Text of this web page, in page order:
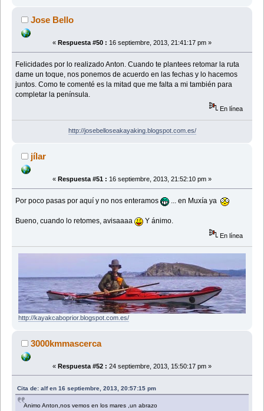
Jose Bello
« Respuesta #50 : 16 septiembre, 2013, 21:41:17 pm »
Felicidades por lo realizado Anton. Cuando te plantees retomar la ruta
dame un toque, nos ponemos de acuerdo en las fechas y lo hacemos
juntos. Como te comenté es la mitad que me falta a mi también para
completar la península.
En línea
http://josebelloseakayaking.blogspot.com.es/
jílar
« Respuesta #51 : 16 septiembre, 2013, 21:52:10 pm »
Por poco pasas por aquí y no nos enteramos ... en Muxía ya
Bueno, cuando lo retomes, avisaaaa Y ánimo.
En línea
http://kayakcaboprior.blogspot.com.es/
3000kmmascerca
« Respuesta #52 : 24 septiembre, 2013, 15:50:17 pm »
Cita de: alf en 16 septiembre, 2013, 20:57:15 pm
Animo Anton,nos vemos en los mares ,un abrazo